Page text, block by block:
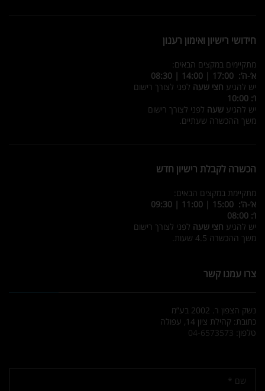
חידושי רישיון ואימון רענון
מתקיימים במקצים הבאים:
א’-ה’: 17:00 | 14:00 | 08:30
יש להגיע חצי שעה לפני לצורך רישום
ו’: 10:00
יש להגיע שעה לפני לצורך רישום
משך ההכשרה שעתיים.
הכשרה לקבלת רישיון חדש
מתקיימת במקצים הבאים:
א’-ה’: 15:00 | 11:00 | 09:30
ו’: 08:00
יש להגיע חצי שעה לפני לצורך רישום
משך ההכשרה 4.5 שעות.
צרו עמנו קשר
נשק הצפון ר. 2002 בע”מ
כתובת: קהילת ציון 14, עפולה
טלפון: 04-6573573